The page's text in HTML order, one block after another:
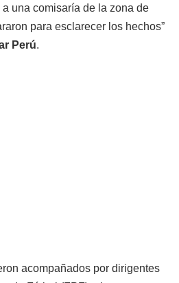
una comisaría de la zona de
para esclarecer los hechos”
Perú.
acompañados por dirigentes